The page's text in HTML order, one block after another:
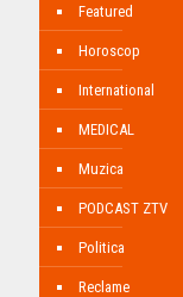
Featured
Horoscop
International
MEDICAL
Muzica
PODCAST ZTV
Politica
Reclame